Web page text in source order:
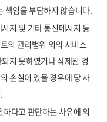
책임을 부담하지 않습니다.
지 및 기타 통신메시지 등
의 관리범위 외의 서비스
지 못하였거나 삭제된 경
손실이 있을 경우에 당 사
다고 판단하는 사유에 의